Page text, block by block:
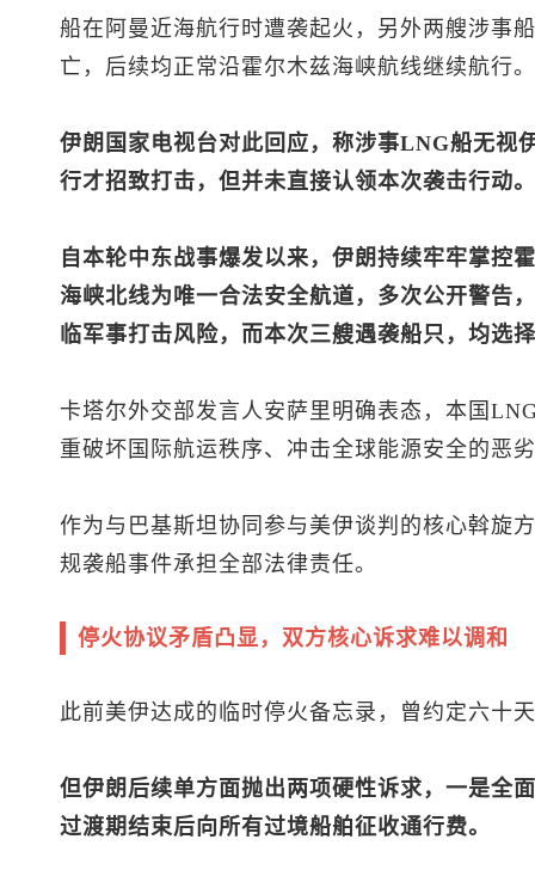
船在阿曼近海航行时遭袭起火，另外两艘涉事
亡，后续均正常沿霍尔木兹海峡航线继续航行。
伊朗国家电视台对此回应，称涉事LNG船无视
行才招致打击，但并未直接认领本次袭击行动。
自本轮中东战事爆发以来，伊朗持续牢牢掌控
海峡北线为唯一合法安全航道，多次公开警告
临军事打击风险，而本次三艘遇袭船只，均选
卡塔尔外交部发言人安萨里明确表态，本国
重破坏国际航运秩序、冲击全球能源安全的恶
作为与巴基斯坦协同参与美伊谈判的核心斡旋
规袭船事件承担全部法律责任。
停火协议矛盾凸显，双方核心诉求难以调和
此前美伊达成的临时停火备忘录，曾约定六十
但伊朗后续单方面抛出两项硬性诉求，一是全
过渡期结束后向所有过境船舶征收通行费。